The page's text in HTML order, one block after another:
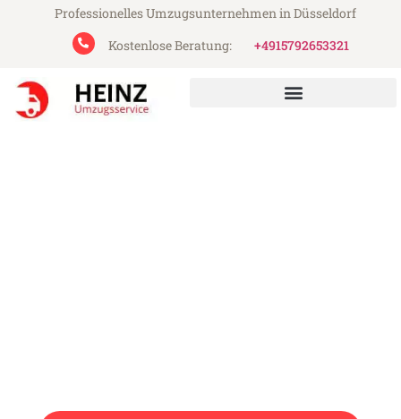
Professionelles Umzugsunternehmen in Düsseldorf
Kostenlose Beratung:
+4915792653321